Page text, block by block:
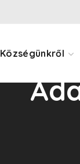
Községünkről